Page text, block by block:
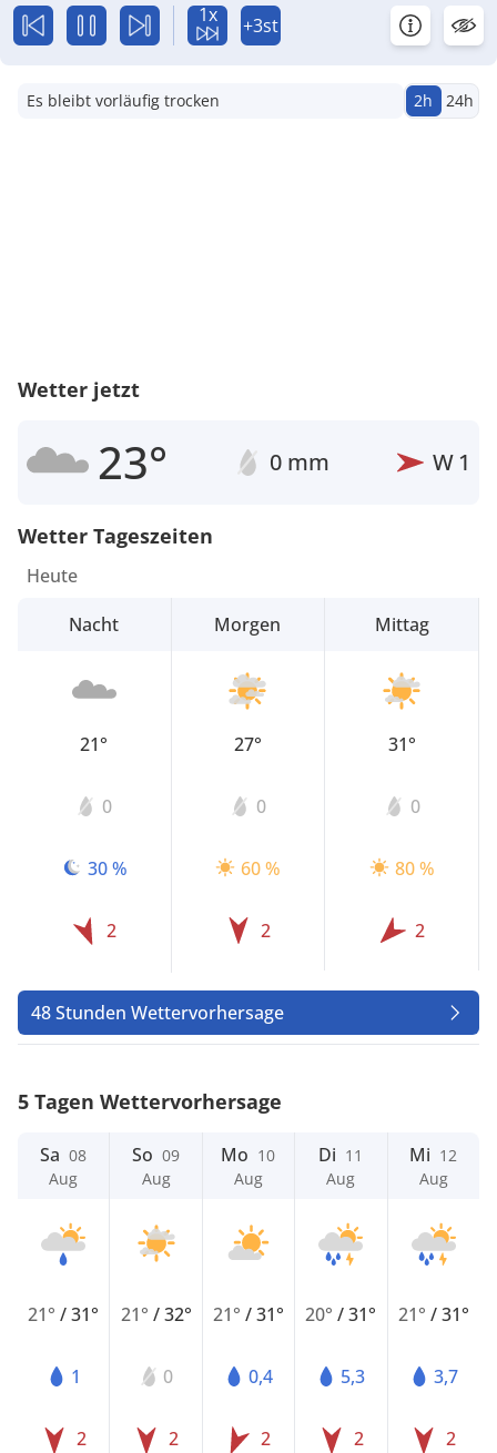
1x +3st
Es bleibt vorläufig trocken 2h 24h
Wetter jetzt
23° 0 mm W 1
Wetter Tageszeiten
Heute
Nacht
21°
0
30 %
2
Morgen
27°
0
60 %
2
Mittag
31°
0
80 %
2
48 Stunden Wettervorhersage
5 Tagen Wettervorhersage
Sa 08
Aug
21°/31°
1
2
So 09
Aug
21° /32°
0
2
Mo 10
Aug
21° /31°
0,4
2
Di 11
Aug
20°/31°
5,3
2
Mi 12
Aug
21° /31°
3,7
2